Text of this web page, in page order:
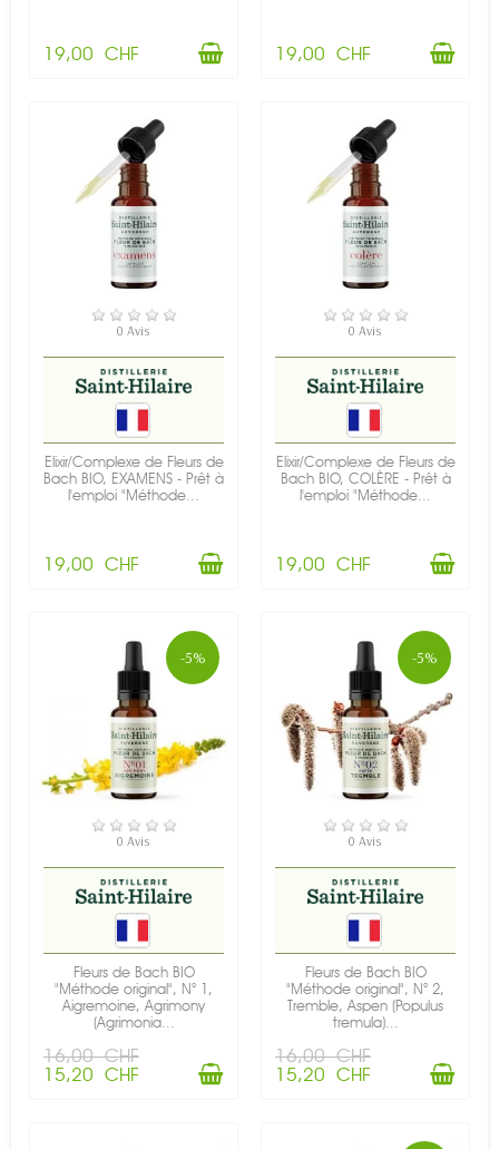
19,00 CHF 19,00 CHF
EN STOCK
0 Avis
Elixir/Complexe de Fleurs de
Bach BIO, EXAMENS - Prêt à
l'emploi "Méthode...
19,00 CHF
EN STOCK
0 Avis
Elixir/Complexe de Fleurs de
Bach BIO, COLÈRE - Prêt à
l'emploi "Méthode...
19,00 CHF
-5%
EN STOCK
0 Avis
Fleurs de Bach BIO
"Méthode original", N° 1,
Aigremoine, Agrimony
(Agrimonia...
16,00 CHF
15,20 CHF
-5%
EN STOCK
0 Avis
Fleurs de Bach BIO
"Méthode original", N° 2,
Tremble, Aspen (Populus
tremula)...
16,00 CHF
15,20 CHF